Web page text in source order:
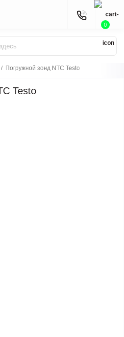
0
Погружной зонд NTC Testo
Testo